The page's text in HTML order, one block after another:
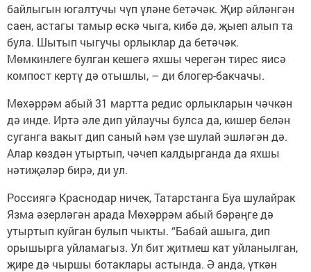
байлыгын югалтучы чүп үләне бетәчәк. Җир әйләнгән
саен, астагы тамыр өскә чыга, кибә дә, җыеп алып та
була. Шытып чыгучы орлыклар да бетәчәк.
Мөмкинлеге булган кешегә яхшы черегән тирес яисә
компост кертү дә отышлы, – ди блогер-бакчачы.
Мөхәррәм абый 31 мартта редис орлыкларын чәчкән
дә инде. Иртә әле дип уйлаучы булса да, кишер белән
суганга вакыт дип саный һәм үзе шулай эшләгән дә.
Алар көздән утыртып, чәчеп калдырганда да яхшы
нәтиҗәләр бирә, ди ул.
Россиягә Краснодар ничек, Татарстанга Буа шулайрак
Язма әзерләгән арада Мөхәррәм абый бәрәңге дә
утыртып куйган булып чыкты. “Бабай ашыга, дип
орышырга уйламагыз. Ул бит җитмеш кат уйланылган,
җире дә чыршы ботаклары астында. Ә анда, үткән